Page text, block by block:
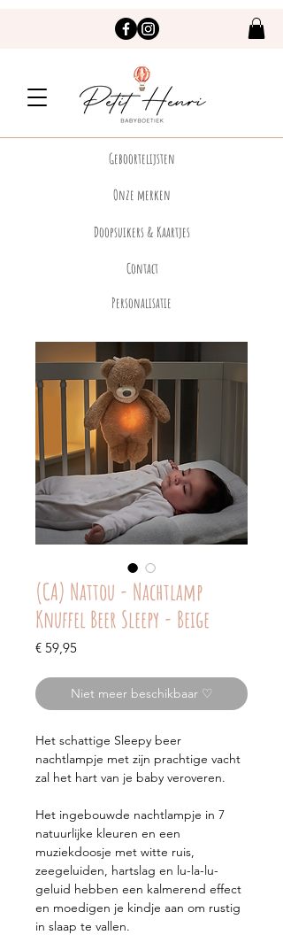
Geboortelijsten
Onze merken
Doopsuikers & Kaartjes
Contact
Personalisatie
(CA) Nattou - Nachtlamp
Knuffel Beer Sleepy - Beige
€ 59,95Prijs
Niet meer beschikbaar ♡
Het schattige Sleepy beer
nachtlampje met zijn prachtige vacht
zal het hart van je baby veroveren.
Het ingebouwde nachtlampje in 7
natuurlijke kleuren en een
muziekdoosje met witte ruis,
zeegeluiden, hartslag en lu-la-lu-
geluid hebben een kalmerend effect
en moedigen je kindje aan om rustig
in slaap te vallen.